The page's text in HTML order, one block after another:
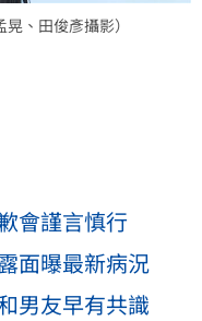
、田俊彥攝影）
會謹言慎行
面曝最新病況
男友早有共識